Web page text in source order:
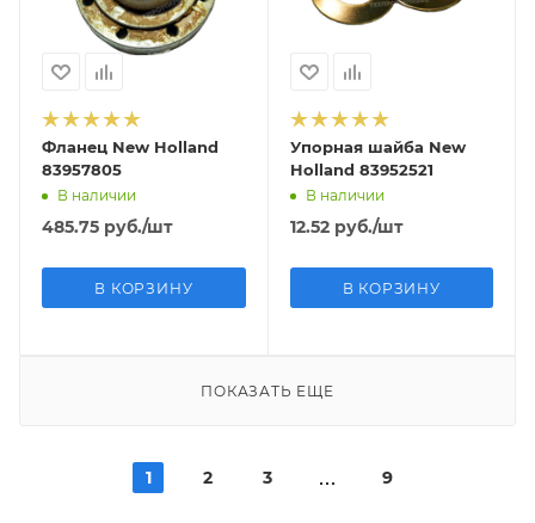
Фланец New Holland
83957805
В наличии
485.75 руб./шт
В КОРЗИНУ
Упорная шайба New
Holland 83952521
В наличии
12.52руб./шт
В КОРЗИНУ
ПОКАЗАТЬ ЕЩЕ
1 2 3 9